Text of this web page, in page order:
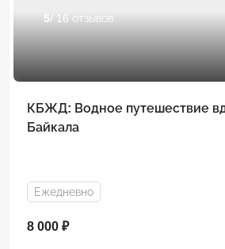
5/ 16 отзывов
КБЖД: Водное путешествие
Байкала
Ежедневно
8 000 ₽